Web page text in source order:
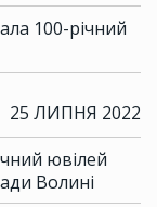
100-річний
25 ЛИПНЯ 2022
ювілей
Волині